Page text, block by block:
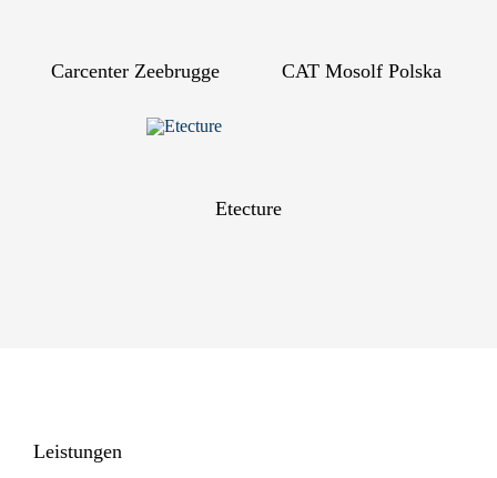
Carcenter Zeebrugge CAT Mosolf Polska
Etecture
Leistungen